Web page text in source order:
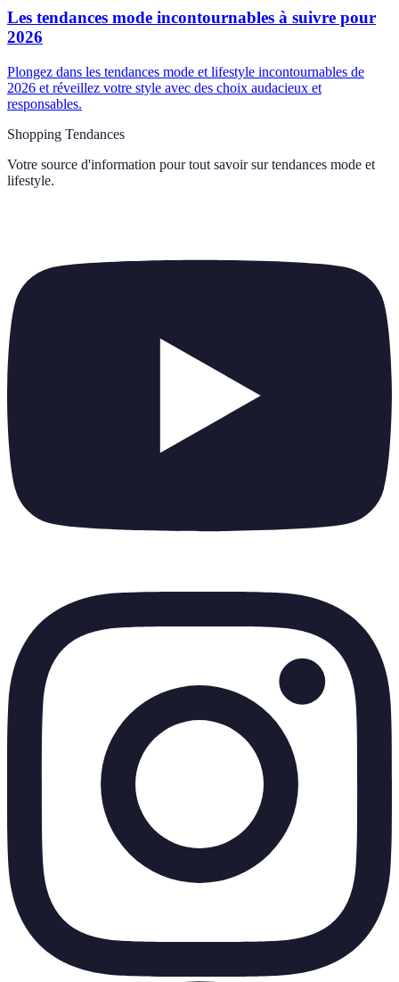
Les tendances mode incontournables à suivre pour
2026
Plongez dans les tendances mode et lifestyle incontournables de
2026 et réveillez votre style avec des choix audacieux et
responsables.
Shopping Tendances
Votre source d'information pour tout savoir sur tendances mode et
lifestyle.